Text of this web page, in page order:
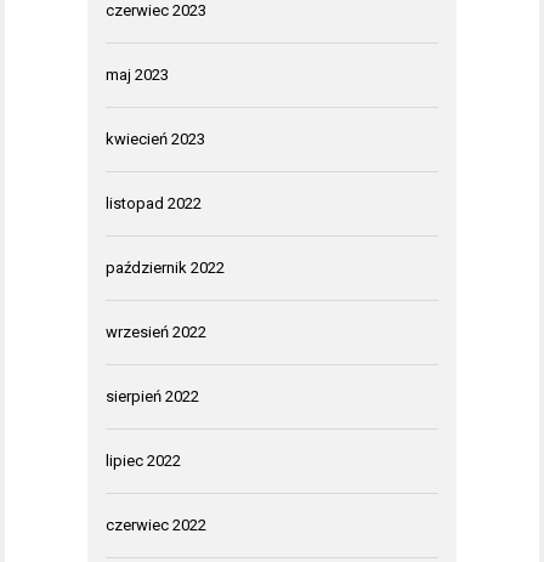
czerwiec 2023
maj 2023
kwiecień 2023
listopad 2022
październik 2022
wrzesień 2022
sierpień 2022
lipiec 2022
czerwiec 2022